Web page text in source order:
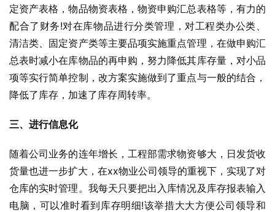
定资产表格，物品物资表格，物资申购汇总表格等，有力的
配合了财务!对在库物品进行分类管理，对工程类办公类、
清洁类、固定资产类等主要品项实施重点管理，在做申购汇
总表时减小在库物品的再申购，努力降低其库存量，对小品
项等实行简单控制，改方案实施做到了重点与一般的结合，
降低了库存，加速了库存周转率。
三、进行信息化
随着公司业务的连年增长，工程部需求物资够大，日发货收
货量也进一步扩大，在xx物业公司领导的重视下，实现了对
仓库的实时管理。我每天只要把出入库情况及库存报表输入
电脑，可以准时看到库存明细!该举措大大方便公司领导和